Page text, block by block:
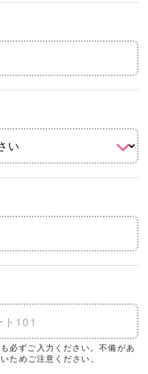
も必ずご入力ください。不備があ
ためご注意ください。